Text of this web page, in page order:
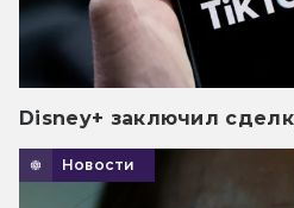
Disney+ заключил
Новости